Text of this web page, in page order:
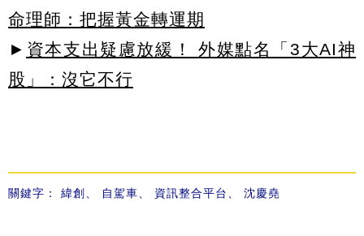
命理師：把握黃金轉運期
► 資本支出疑慮放緩！ 外媒點名「3大AI神
股」：沒它不行
關鍵字： 緯創 、 自駕車、 資訊整合平台、 沈慶堯